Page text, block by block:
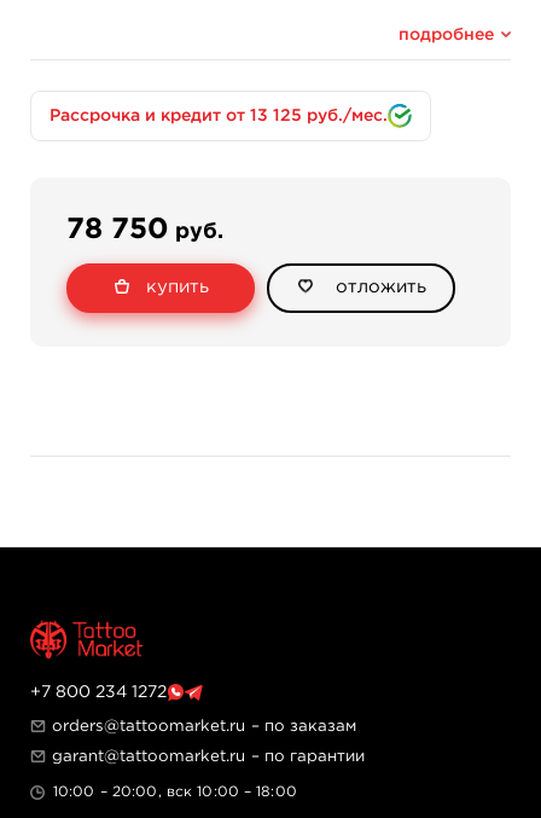
2.7 мм машинка универсальна и подходит для работы
с любыми зонами, обеспечивая чистое и равномерное
Система регулировки вылета иглы «Click» позволяет
плавно и точно настраивать глубину погружения
иглы прямо во время процедуры — поворот против
часовой стрелки уменьшает вылет, по часовой
увеличивает. Эргономичный конический grip
Подключение: Mini DC
Режим работы: непрерывный
6061 T6, анодированный
Температура эксплуатации: +10…+35°C
Габариты и вес
Длина: 116 мм
подробнее
Рассрочка и кредит от 13 125 руб./мес.
78 750 руб.
купить отложить
+7 800 234 1272
orders@tattoomarket.ru – по заказам
garant@tattoomarket.ru – по гарантии
10:00 – 20:00, вск 10:00 – 18:00